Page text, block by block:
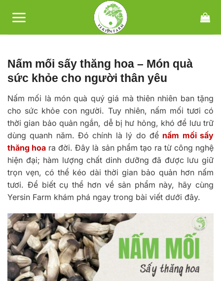
qua
Nấm mối sấy thăng hoa – Món quà
sức khỏe cho người thân yêu
Nấm mối là món quà quý giá mà thiên nhiên ban tặng
cho sức khỏe con người. Tuy nhiên, nấm mối tươi có
thời gian bảo quản ngắn, dễ bị hư hỏng, khó để lưu trữ
dùng quanh năm. Đó chính là lý do để nấm mối sấy
thăng hoa ra đời. Đây là sản phẩm tạo ra từ công nghệ
hiện đại; hàm lượng chất dinh dưỡng đã được lưu giữ
trọn vẹn, có thể kéo dài thời gian bảo quản hơn nấm
tươi. Để biết cụ thể hơn về sản phẩm này, hãy cùng
Yersin Farm khám phá ngay trong bài viết dưới đây.